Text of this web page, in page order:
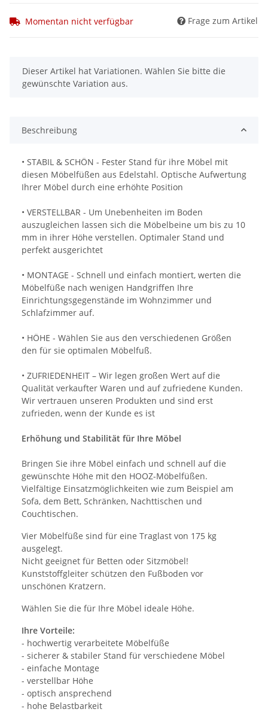
Momentan nicht verfügbar Frage zum Artikel
x
Dieser Artikel hat Variationen. Wählen Sie bitte die
gewünschte Variation aus.
Beschreibung
• STABIL & SCHÖN - Fester Stand für ihre Möbel mit
diesen Möbelfüßen aus Edelstahl. Optische Aufwertung
Ihrer Möbel durch eine erhöhte Position
• VERSTELLBAR - Um Unebenheiten im Boden
auszugleichen lassen sich die Möbelbeine um bis zu 10
mm in ihrer Höhe verstellen. Optimaler Stand und
perfekt ausgerichtet
• MONTAGE - Schnell und einfach montiert, werten die
Möbelfüße nach wenigen Handgriffen Ihre
Einrichtungsgegenstände im Wohnzimmer und
Schlafzimmer auf.
• HÖHE - Wählen Sie aus den verschiedenen Größen
den für sie optimalen Möbelfuß.
• ZUFRIEDENHEIT – Wir legen großen Wert auf die
Qualität verkaufter Waren und auf zufriedene Kunden.
Wir vertrauen unseren Produkten und sind erst
zufrieden, wenn der Kunde es ist
Erhöhung und Stabilität für Ihre Möbel
Bringen Sie ihre Möbel einfach und schnell auf die
gewünschte Höhe mit den HOOZ-Möbelfüßen.
Vielfältige Einsatzmöglichkeiten wie zum Beispiel am
Sofa, dem Bett, Schränken, Nachttischen und
Couchtischen.
Vier Möbelfüße sind für eine Traglast von 175 kg
ausgelegt.
Nicht geeignet für Betten oder Sitzmöbel!
Kunststoffgleiter schützen den Fußboden vor
unschönen Kratzern.
Wählen Sie die für Ihre Möbel ideale Höhe.
Ihre Vorteile:
- hochwertig verarbeitete Möbelfüße
- sicherer & stabiler Stand für verschiedene Möbel
- einfache Montage
- verstellbar Höhe
- optisch ansprechend
- hohe Belastbarkeit